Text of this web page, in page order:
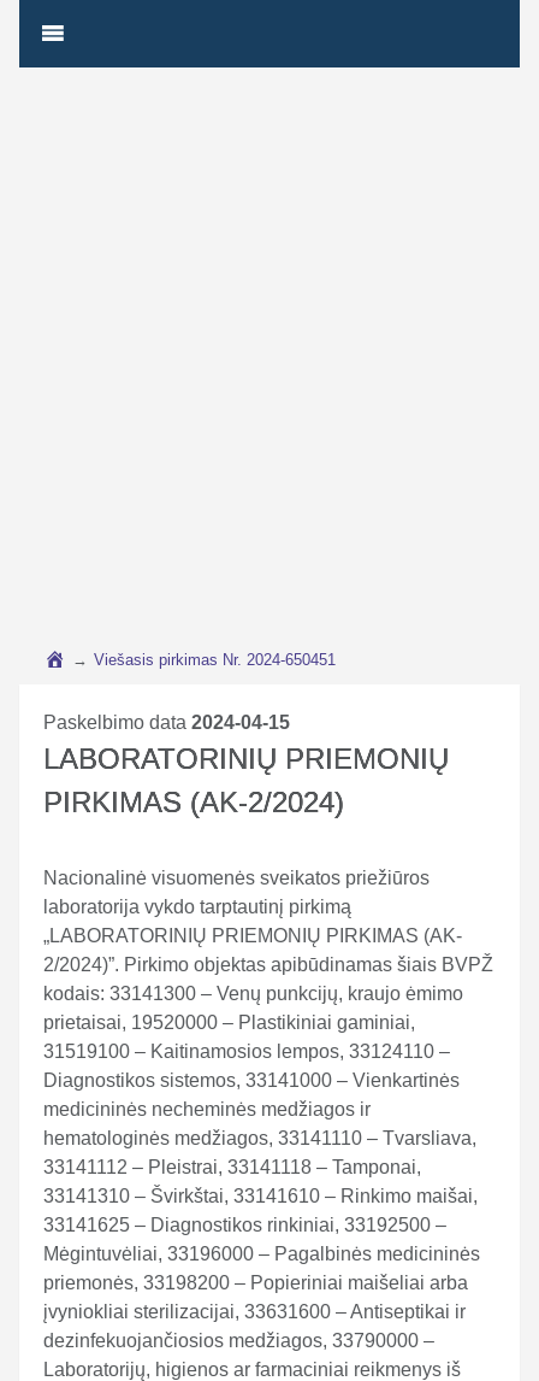
→ Viešasis pirkimas Nr. 2024-650451
Paskelbimo data 2024-04-15
LABORATORINIŲ PRIEMONIŲ
PIRKIMAS (AK-2/2024)
Nacionalinė visuomenės sveikatos priežiūros
laboratorija vykdo tarptautinį pirkimą
„LABORATORINIŲ PRIEMONIŲ PIRKIMAS (AK-
2/2024)”. Pirkimo objektas apibūdinamas šiais BVPŽ
kodais: 33141300 – Venų punkcijų, kraujo ėmimo
prietaisai, 19520000 – Plastikiniai gaminiai,
31519100 – Kaitinamosios lempos, 33124110 –
Diagnostikos sistemos, 33141000 – Vienkartinės
medicininės necheminės medžiagos ir
hematologinės medžiagos, 33141110 – Tvarsliava,
33141112 – Pleistrai, 33141118 – Tamponai,
33141310 – Švirkštai, 33141610 – Rinkimo maišai,
33141625 – Diagnostikos rinkiniai, 33192500 –
Mėgintuvėliai, 33196000 – Pagalbinės medicininės
priemonės, 33198200 – Popieriniai maišeliai arba
įvyniokliai sterilizacijai, 33631600 – Antiseptikai ir
dezinfekuojančiosios medžiagos, 33790000 –
Laboratorijų, higienos ar farmaciniai reikmenys iš